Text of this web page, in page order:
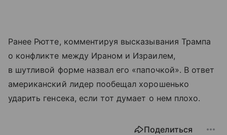
Ранее Рютте, комментируя высказывания Трампа
о конфликте между Ираном и Израилем,
в шутливой форме назвал его «папочкой». В ответ
американский лидер пообещал хорошенько
ударить генсека, если тот думает о нем плохо.
Поделиться